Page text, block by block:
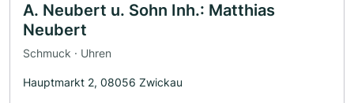
A. Neubert u. Sohn Inh.: Matthias
Neubert
Schmuck · Uhren
Hauptmarkt 2, 08056 Zwickau